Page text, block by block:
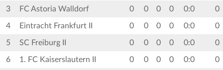
3 FC Astoria Walldorf 0 0 0 0 0:0 0
4 Eintracht Frankfurt II 0 0 0 0 0:0 0
5 SC Freiburg II 0 0 0 0 0:0 0
6 1. FC Kaiserslautern II 0 0 0 0 0:0 0